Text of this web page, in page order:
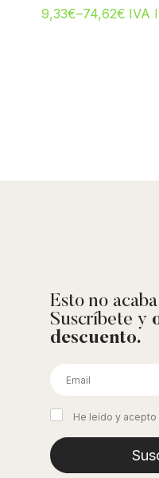
9,33€–74,62€ IVA
Esto no
Suscríbete y
descuento.
He leído y acepto